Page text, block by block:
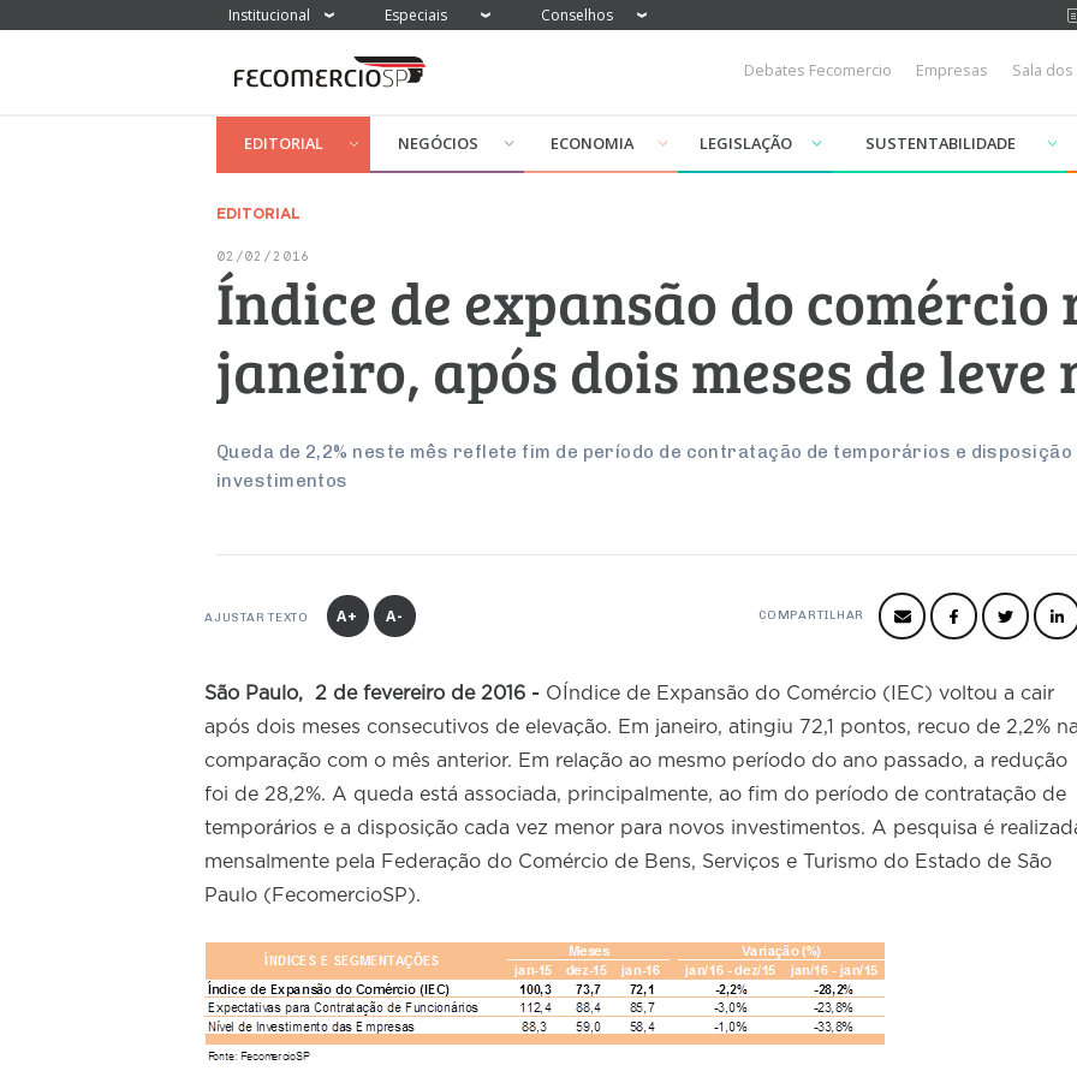
Institucional Especiais Conselhos
Debates Fecomercio Empresas Sala
EDITORIAL NEGÓCIOS ECONOMIA LEGISLAÇÃO SUSTENTABILIDADE
EDITORIAL
02/02/2016
Índice de expansão do comércio
janeiro, após dois meses de
Queda de 2,2% neste mês reflete fim de período de contratação de temporários e
investimentos
AJUSTAR TEXTO A+ A- COMPARTILHAR
São Paulo, 2 de fevereiro de 2016 - OÍndice de Expansão do Comércio (IEC) voltou a cair
após dois meses consecutivos de elevação. Em janeiro, atingiu 72,1 pontos, recuo de 2,2%
comparação com o mês anterior. Em relação ao mesmo período do ano passado, a redução
foi de 28,2%. A queda está associada, principalmente, ao fim do período de contratação de
temporários e a disposição cada vez menor para novos investimentos. A pesquisa é
mensalmente pela Federação do Comércio de Bens, Serviços e Turismo do Estado de São
Paulo (FecomercioSP).